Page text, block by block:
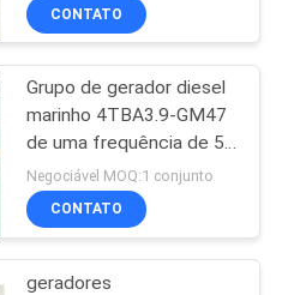
CONTATO
Grupo de gerador diesel
marinho 4TBA3.9-GM47
de uma frequência de 50
hertz com baixo
consumo de combustível
Negociável MOQ:1 conjunto
CONTATO
geradores